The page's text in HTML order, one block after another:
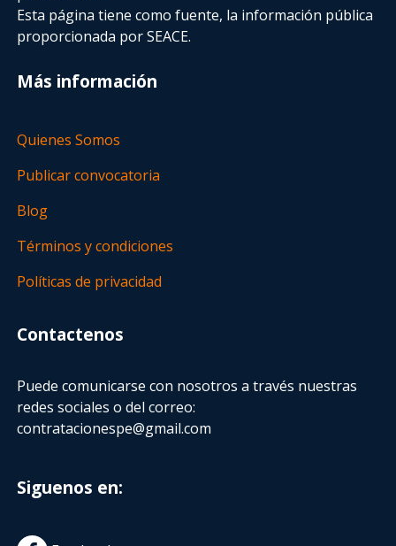
Esta página tiene como fuente, la información pública
proporcionada por SEACE.
Más información
Quienes Somos
Publicar convocatoria
Blog
Términos y condiciones
Políticas de privacidad
Contactenos
Puede comunicarse con nosotros a través nuestras
redes sociales o del correo:
contratacionespe@gmail.com
Siguenos en: